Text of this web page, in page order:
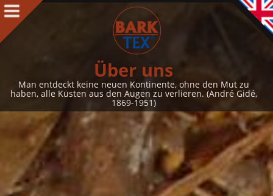
Produkte
Produkte Intro
BARK CLOTH
BARKTEX®
VegaPlac
Projekte
Über uns
Über uns Intro
Kontakt
Über uns
Man entdeckt keine neuen Kontinente, ohne den Mut zu
haben, alle Küsten aus den Augen zu verlieren. (André Gidé,
1869-1951)